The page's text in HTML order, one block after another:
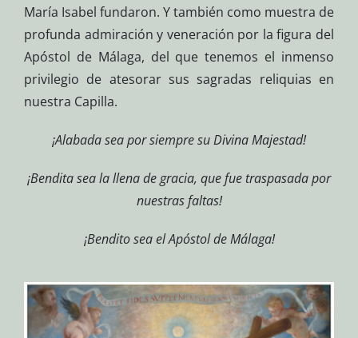
María Isabel fundaron. Y también como muestra de
profunda admiración y veneración por la figura del
Apóstol de Málaga, del que tenemos el inmenso
privilegio de atesorar sus sagradas reliquias en
nuestra Capilla.
¡Alabada sea por siempre su Divina Majestad!
¡Bendita sea la llena de gracia, que fue traspasada por
nuestras faltas!
¡Bendito sea el Apóstol de Málaga!